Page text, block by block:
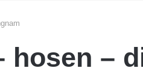
hosen –